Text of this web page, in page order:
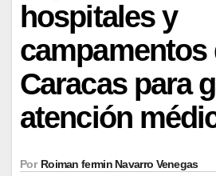
hospitales y
campamentos
Caracas para
atención
Por Roiman fermin Navarro Venegas